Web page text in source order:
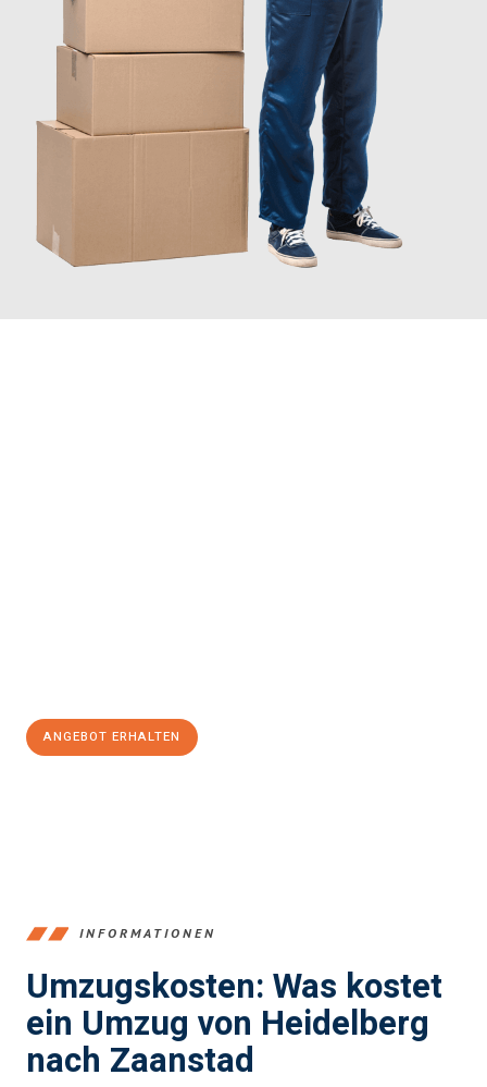
ANGEBOT ERHALTEN
INFORMATIONEN
Umzugskosten: Was kostet
ein Umzug von Heidelberg
nach Zaanstad